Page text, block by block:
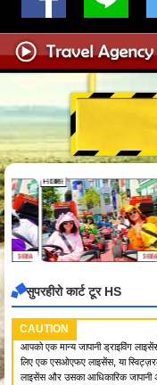
सुपरहीरो कार्ट टूर HS
CAUTION
आपको एक मान्य जापानी ड्राइविंग
लिए एक एसओएफए लाइसेंस, या
लाइसेंस और उसका आधिकारिक जापानी